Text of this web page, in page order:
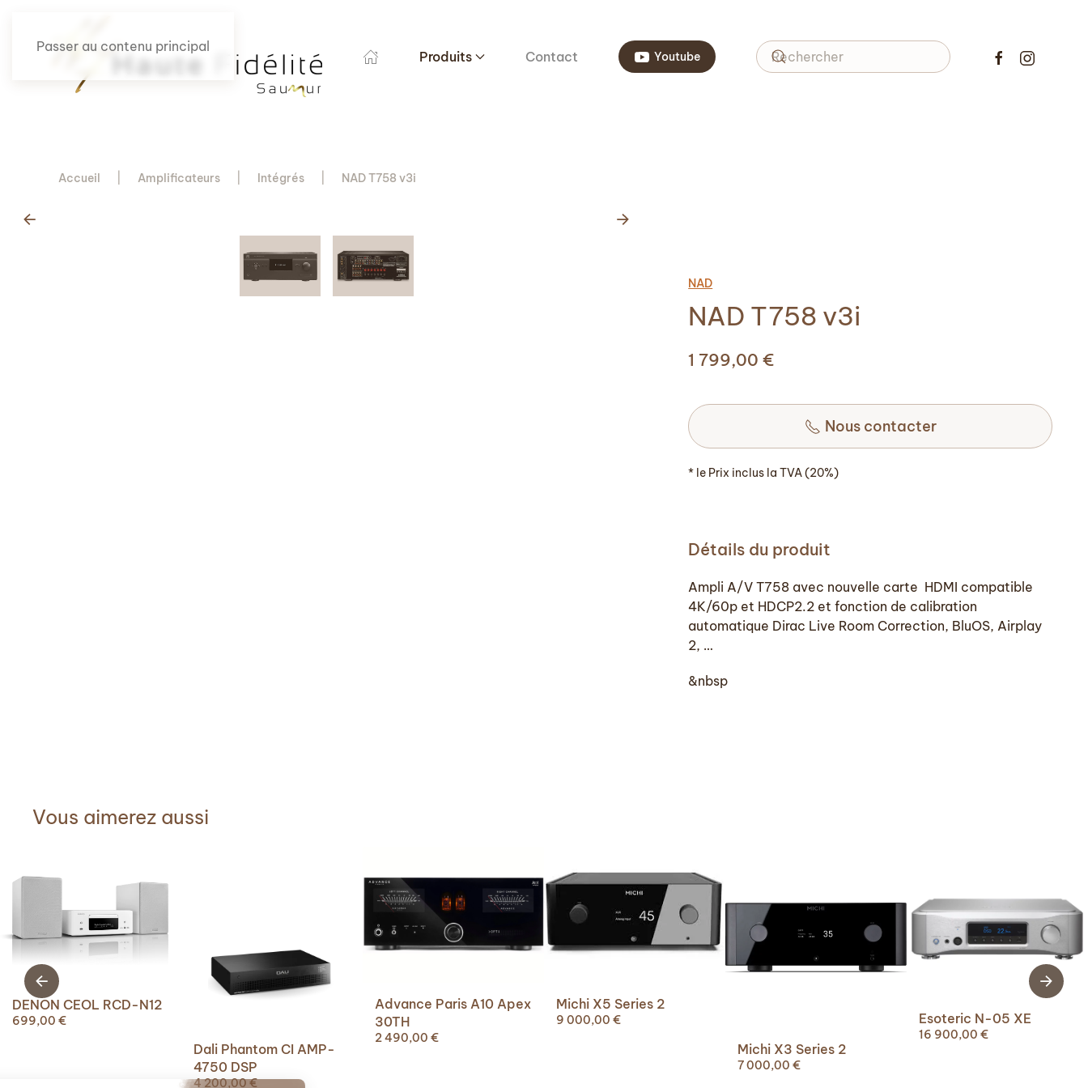
Passer au contenu principal
Produits Contact Youtube
Accueil Amplificateurs Intégrés NAD T758 v3i
NAD
NAD T758 v3i
1 799,00€
Nous contacter
* le Prix inclus la TVA (20%)
Détails du produit
Ampli A/V T758 avec nouvelle carte HDMI compatible
4K/60p et HDCP2.2 et fonction de calibration
automatique Dirac Live Room Correction, BluOS, Airplay
2, …
&nbsp
Vous aimerez aussi
DENON CEOL RCD-N12
699,00 €
Dali Phantom CI AMP-
4750 DSP
4 200,00€
Advance Paris A10 Apex
30TH
2 490,00 €
Michi X5 Series 2
9 000,00 €
Michi X3 Series 2
7 000,00 €
Esoteric N-05 XE
16 900,00 €